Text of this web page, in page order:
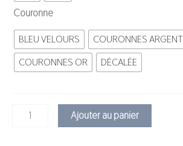
Couronne
BLEU VELOURS
COURONNES ARGENT
COURONNES OR
DÉCALÉE
Ajouter au panier